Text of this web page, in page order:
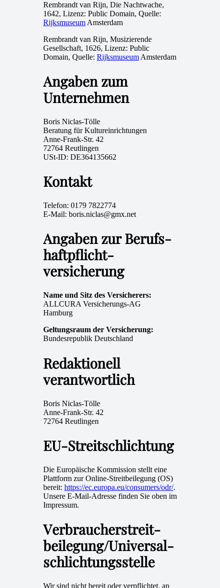
Rembrandt van Rijn, Die Nachtwache,
1642, Lizenz: Public Domain, Quelle:
Rijksmuseum Amsterdam
Rembrandt van Rijn, Musizierende
Gesellschaft, 1626, Lizenz: Public
Domain, Quelle: Rijksmuseum Amsterdam
Angaben zum
Unternehmen
Boris Niclas-Tölle
Beratung für Kultureinrichtungen
Anne-Frank-Str. 42
72764 Reutlingen
USt-ID: DE364135662
Kontakt
Telefon: 0179 7822774
E-Mail: boris.niclas@gmx.net
Angaben zur Berufs­
haftpflicht­
versicherung
Name und Sitz des Versicherers:
ALLCURA Versicherungs-AG
Hamburg
Geltungsraum der Versicherung:
Bundesrepublik Deutschland
Redaktionell
verantwortlich
Boris Niclas-Tölle
Anne-Frank-Str. 42
72764 Reutlingen
EU-Streitschlichtung
Die Europäische Kommission stellt eine
Plattform zur Online-Streitbeilegung (OS)
bereit: https://ec.europa.eu/consumers/odr/.
Unsere E-Mail-Adresse finden Sie oben im
Impressum.
Verbraucher­streit­
beilegung/Universal­
schlichtungs­stelle
Wir sind nicht bereit oder verpflichtet, an